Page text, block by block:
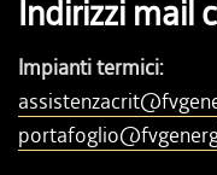
Indirizzi mail
Impianti termici: